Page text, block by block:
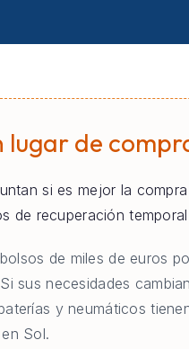
lugar de
si es mejor la
de recuperación
de miles de euros
Si sus necesidades
y neumáticos
Sol.